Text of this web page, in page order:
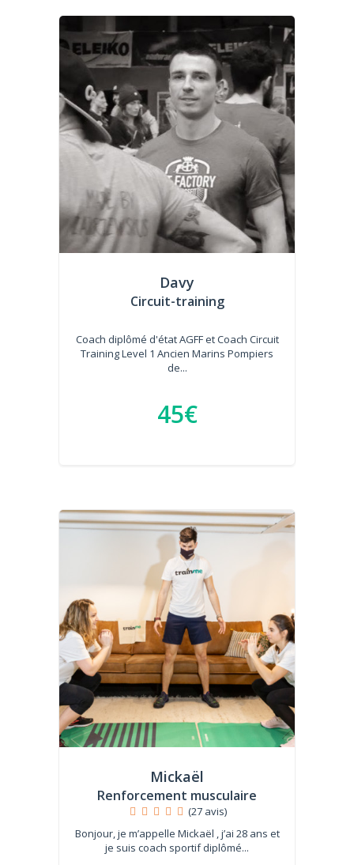
Davy
Circuit-training
Coach diplômé d'état AGFF et Coach Circuit
Training Level 1 Ancien Marins Pompiers
de...
45€
Mickaël
Renforcement musculaire
(27 avis)
Bonjour, je m’appelle Mickaël , j’ai 28 ans et
je suis coach sportif diplômé...